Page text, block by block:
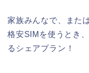
家族みんなで、また
格安SIMを使うとき
るシェアプラン！